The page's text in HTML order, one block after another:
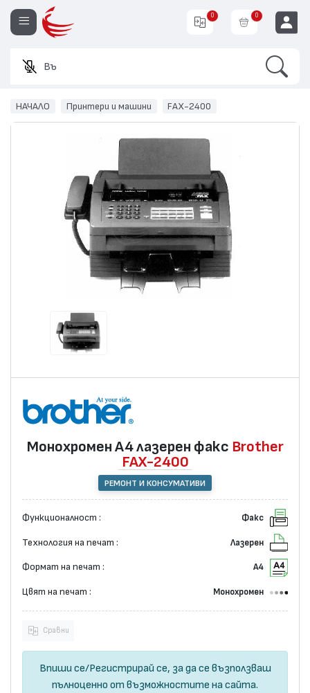
Въведет
0 0
НАЧАЛО Принтери и машини FAX-2400
Монохромен А4 лазерен факс Brother
FAX-2400
РЕМОНТ И КОНСУМАТИВИ
Функционалност : Факс
Технология на печат : Лазерен
Формат на печат : А4
Цвят на печат : Монохромен
Сравни
Впиши се/Регистрирай се, за да се възползваш
пълноценно от възможностите на сайта.